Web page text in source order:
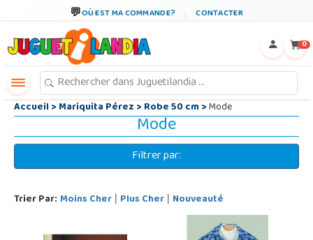
OÙ EST MA COMMANDE? CONTACTER
0
Accueil>Mariquita Pérez>Robe 50 cm>Mode
Mode
Filtrer par:
Trier Par: Moins Cher | Plus Cher | Nouveauté